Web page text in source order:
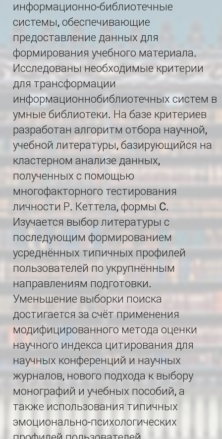
информационно-библиотечные
системы, обеспечивающие
предоставление данных для
формирования учебного материала.
Исследованы необходимые критерии
для трансформации
информационнобиблиотечных систем в
умные библиотеки. На базе критериев
разработан алгоритм отбора научной,
учебной литературы, базирующийся на
кластерном анализе данных,
полученных с помощью
многофакторного тестирования
личности Р. Кеттела, формы C.
Изучается выбор литературы с
последующим формированием
усреднённых типичных профилей
пользователей по укрупнённым
направлениям подготовки.
Уменьшение выборки поиска
достигается за счёт применения
модифицированного метода оценки
научного индекса цитирования для
научных конференций и научных
журналов, нового подхода к выбору
монографий и учебных пособий, а
также использования типичных
эмоционально-психологических